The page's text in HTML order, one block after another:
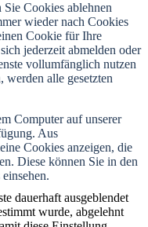
Cookies ablehnen
wieder nach Cookies
Cookie für Ihre
jederzeit abmelden oder
vollumfänglich nutzen
werden alle gesetzten
Computer auf unserer
Aus
Cookies anzeigen, die
Diese können Sie in den
dauerhaft ausgeblendet
wurde, abgelehnt